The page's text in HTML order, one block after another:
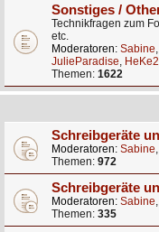
Sonstiges /
Technikfragen zum
etc.
Moderatoren: Sabine,
JulieParadise, HeKe2
Themen: 1622
Schreibgeräte
Moderatoren: Sabine,
Themen: 972
Schreibgeräte
Moderatoren: Sabine,
Themen: 335